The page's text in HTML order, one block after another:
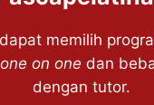
memilih
one on one dan
dengan tutor.